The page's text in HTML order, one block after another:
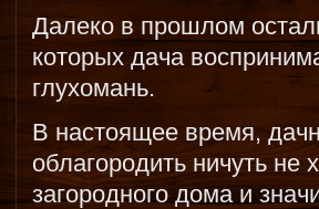
Далеко в прошлом
которых дача
глухомань.
В настоящее время,
облагородить ничуть не
загородного дома и